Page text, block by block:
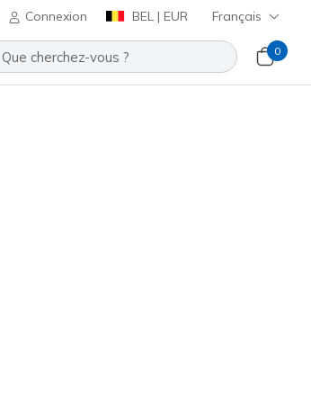
Connexion BEL | EUR Français
0